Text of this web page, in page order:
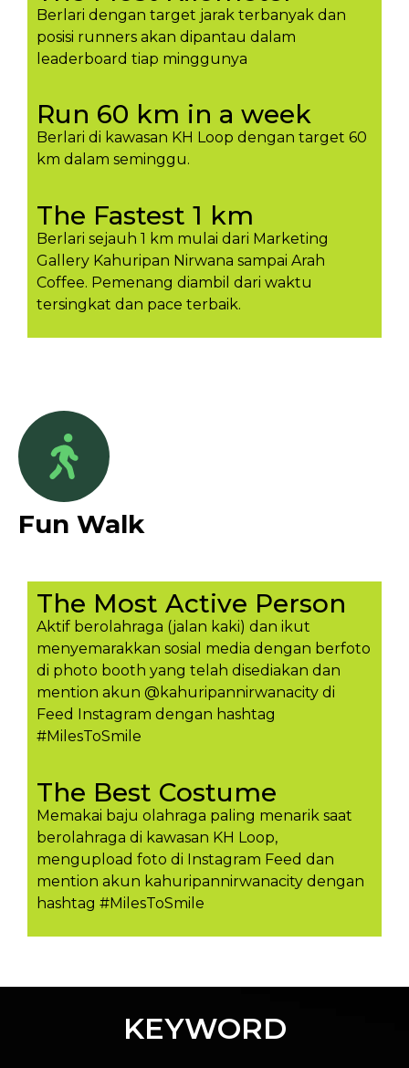
Berlari dengan target jarak terbanyak dan
posisi runners akan dipantau dalam
leaderboard tiap minggunya​
Run 60 km in a week
Berlari di kawasan KH Loop dengan target 60
km dalam seminggu.​
The Fastest 1 km
Berlari sejauh 1 km mulai dari Marketing
Gallery Kahuripan Nirwana sampai Arah
Coffee. Pemenang diambil dari waktu
tersingkat dan pace terbaik.
Fun Walk
The Most Active Person
Aktif berolahraga (jalan kaki) dan ikut
menyemarakkan sosial media dengan berfoto
di photo booth yang telah disediakan dan
mention akun @kahuripannirwanacity di
Feed Instagram dengan hashtag
#MilesToSmile
The Best Costume
Memakai baju olahraga paling menarik saat
berolahraga di kawasan KH Loop,
mengupload foto di Instagram Feed dan
mention akun kahuripannirwanacity dengan
hashtag #MilesToSmil​e
KEYWORD